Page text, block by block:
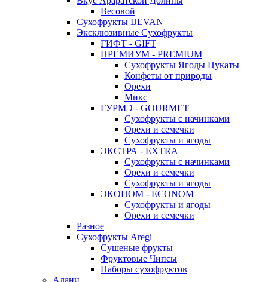
Весовой
Сухофрукты IJEVAN
Эксклюзивные Сухофрукты
ГИФТ - GIFT
ПРЕМИУМ - PREMIUM
Сухофрукты Ягоды Цукаты
Конфеты от природы
Орехи
Микс
ГУРМЭ - GOURMET
Сухофрукты с начинками
Орехи и семечки
Сухофрукты и ягоды
ЭКСТРА - EXTRA
Сухофрукты с начинками
Орехи и семечки
Сухофрукты и ягоды
ЭКОНОМ - ECONOM
Сухофрукты и ягоды
Орехи и семечки
Разное
Сухофрукты Aregi
Сушеные фрукты
Фруктовые Чипсы
Наборы сухофруктов
Алани